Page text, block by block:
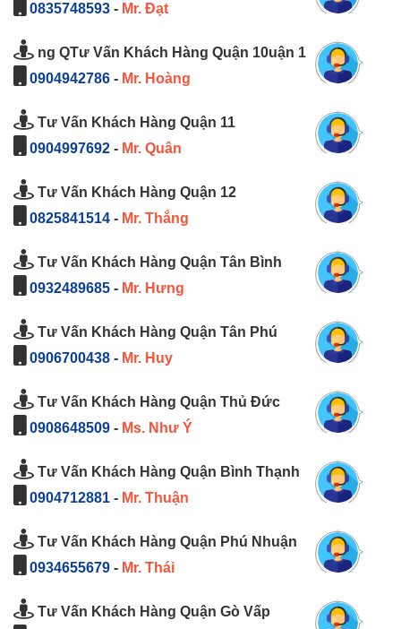
0835748593 - Mr. Đạt
ng QTư Vấn Khách Hàng Quận 10uận 1
0904942786 - Mr. Hoàng
Tư Vấn Khách Hàng Quận 11
0904997692 - Mr. Quân
Tư Vấn Khách Hàng Quận 12
0825841514 - Mr. Thắng
Tư Vấn Khách Hàng Quận Tân Bình
0932489685 - Mr. Hưng
Tư Vấn Khách Hàng Quận Tân Phú
0906700438 - Mr. Huy
Tư Vấn Khách Hàng Quận Thủ Đức
0908648509 - Ms. Như Ý
Tư Vấn Khách Hàng Quận Bình Thạnh
0904712881 - Mr. Thuận
Tư Vấn Khách Hàng Quận Phú Nhuận
0934655679 - Mr. Thái
Tư Vấn Khách Hàng Quận Gò Vấp